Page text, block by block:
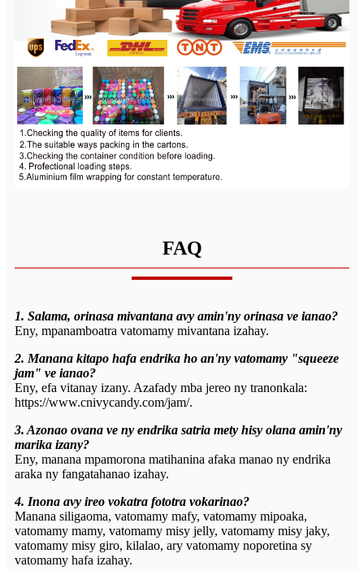
FAQ
1. Salama, orinasa mivantana avy amin'ny orinasa ve ianao?
Eny, mpanamboatra vatomamy mivantana izahay.
2. Manana kitapo hafa endrika ho an'ny vatomamy "squeeze
jam" ve ianao?
Eny, efa vitanay izany. Azafady mba jereo ny tranonkala:
https://www.cnivycandy.com/jam/.
3. Azonao ovana ve ny endrika satria mety hisy olana amin'ny
marika izany?
Eny, manana mpamorona matihanina afaka manao ny endrika
araka ny fangatahanao izahay.
4. Inona avy ireo vokatra fototra vokarinao?
Manana siligaoma, vatomamy mafy, vatomamy mipoaka,
vatomamy mamy, vatomamy misy jelly, vatomamy misy jaky,
vatomamy misy giro, kilalao, ary vatomamy noporetina sy
vatomamy hafa izahay.